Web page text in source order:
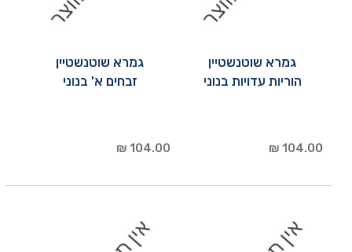
גמרא שוטנשטיין
הוריות עדויות בנוני
104.00 ₪
גמרא שוטנשטיין
זבחים א' בנוני
104.00 ₪